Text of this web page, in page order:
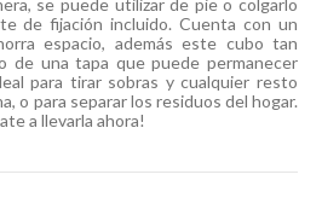
se puede utilizar de pie o colgarlo
de fijación incluido. Cuenta con un
espacio, además este cubo tan
de una tapa que puede permanecer
para tirar sobras y cualquier resto
o para separar los residuos del hogar.
a llevarla ahora!